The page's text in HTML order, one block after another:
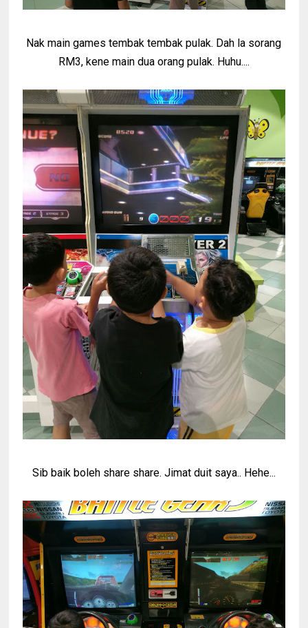
Nak main games tembak tembak pulak. Dah la sorang
RM3, kene main dua orang pulak. Huhu....
Sib baik boleh share share. Jimat duit saya.. Hehe...